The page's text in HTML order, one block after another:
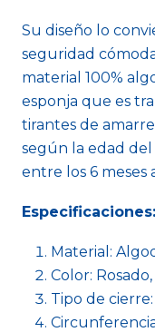
Su diseño lo
seguridad
material 100%
esponja que es
tirantes de
según la edad del
entre los 6 meses
Especificaciones:
Material:
Color:
Tipo de